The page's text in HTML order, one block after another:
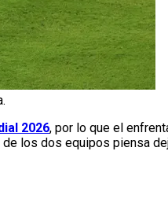
2026, por lo que el
los dos equipos piensa